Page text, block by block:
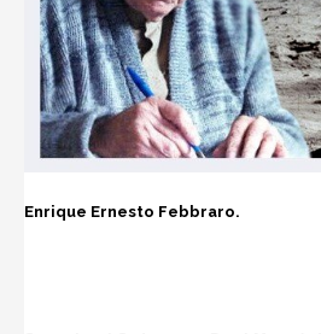
Enrique Ernesto Febbraro.